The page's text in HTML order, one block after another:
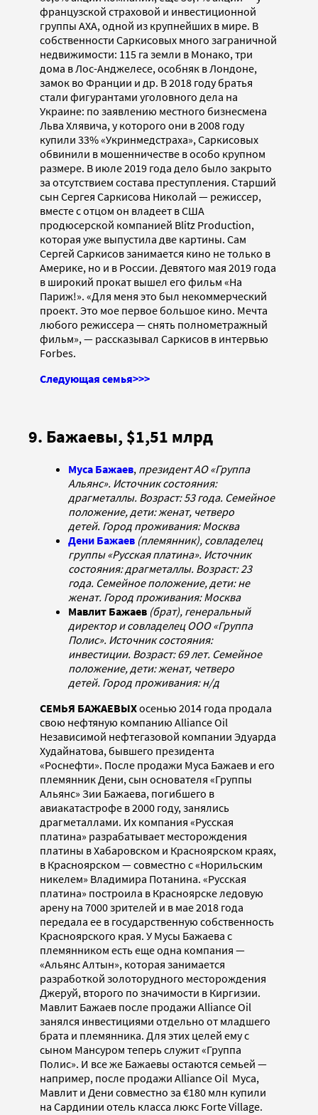
французской страховой и инвестиционной
группы AXA, одной из крупнейших в мире. В
собственности Саркисовых много заграничной
недвижимости: 115 га земли в Монако, три
дома в Лос-Анджелесе, особняк в Лондоне,
замок во Франции и др. В 2018 году братья
стали фигурантами уголовного дела на
Украине: по заявлению местного бизнесмена
Льва Хлявича, у которого они в 2008 году
купили 33% «Укринмедстраха», Саркисовых
обвинили в мошенничестве в особо крупном
размере. В июле 2019 года дело было закрыто
за отсутствием состава преступления. Старший
сын Сергея Саркисова Николай — режиссер,
вместе с отцом он владеет в США
продюсерской компанией Blitz Production,
которая уже выпустила две картины. Сам
Сергей Саркисов занимается кино не только в
Америке, но и в России. Девятого мая 2019 года
в широкий прокат вышел его фильм «На
Париж!». «Для меня это был некоммерческий
проект. Это мое первое большое кино. Мечта
любого режиссера — снять полнометражный
фильм», — рассказывал Саркисов в интервью
Forbes.
Следующая семья>>>
9. Бажаевы, $1,51 млрд
Муса Бажаев, президент АО «Группа
Альянс». Источник состояния:
драгметаллы. Возраст: 53 года. Семейное
положение, дети: женат, четверо
детей. Город проживания: Москва
Дени Бажаев (племянник), совладелец
группы «Русская платина». Источник
состояния: драгметаллы. Возраст: 23
года. Семейное положение, дети: не
женат. Город проживания: Москва
Мавлит Бажаев (брат), генеральный
директор и совладелец ООО «Группа
Полис». Источник состояния:
инвестиции. Возраст: 69 лет. Семейное
положение, дети: женат, четверо
детей. Город проживания: н/д
СЕМЬЯ БАЖАЕВЫХосенью 2014 года продала
свою нефтяную компанию Alliance Oil
Независимой нефтегазовой компании Эдуарда
Худайнатова, бывшего президента
«Роснефти». После продажи Муса Бажаев и его
племянник Дени, сын основателя «Группы
Альянс» Зии Бажаева, погибшего в
авиакатастрофе в 2000 году, занялись
драгметаллами. Их компания «Русская
платина» разрабатывает месторождения
платины в Хабаровском и Красноярском краях,
в Красноярском — совместно с «Норильским
никелем» Владимира Потанина. «Русская
платина» построила в Красноярске ледовую
арену на 7000 зрителей и в мае 2018 года
передала ее в государственную собственность
Красноярского края. У Мусы Бажаева с
племянником есть еще одна компания —
«Альянс Алтын», которая занимается
разработкой золоторудного месторождения
Джеруй, второго по значимости в Киргизии.
Мавлит Бажаев после продажи Alliance Oil
занялся инвестициями отдельно от младшего
брата и племянника. Для этих целей ему с
сыном Мансуром теперь служит «Группа
Полис». И все же Бажаевы остаются семьей —
например, после продажи Alliance Oil Муса,
Мавлит и Дени совместно за €180 млн купили
на Сардинии отель класса люкс Forte Village.